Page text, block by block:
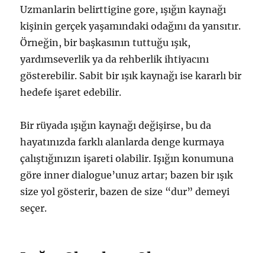
Uzmanlarin belirttigine gore, ışığın kaynağı
kişinin gerçek yaşamındaki odağını da yansıtır.
Örneğin, bir başkasının tuttuğu ışık,
yardımseverlik ya da rehberlik ihtiyacını
gösterebilir. Sabit bir ışık kaynağı ise kararlı bir
hedefe işaret edebilir.
Bir rüyada ışığın kaynağı değişirse, bu da
hayatınızda farklı alanlarda denge kurmaya
çalıştığınızın işareti olabilir. Işığın konumuna
göre inner dialogue’unuz artar; bazen bir ışık
size yol gösterir, bazen de size “dur” demeyi
seçer.